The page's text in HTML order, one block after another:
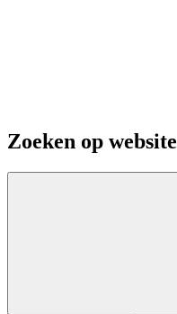
Zoeken op website